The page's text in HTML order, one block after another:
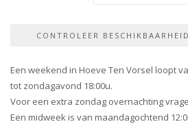
Een weekend in Hoeve Ten Vorsel loopt
tot zondagavond 18:00u.
Voor een extra zondag overnachting
Een midweek is van maandagochtend